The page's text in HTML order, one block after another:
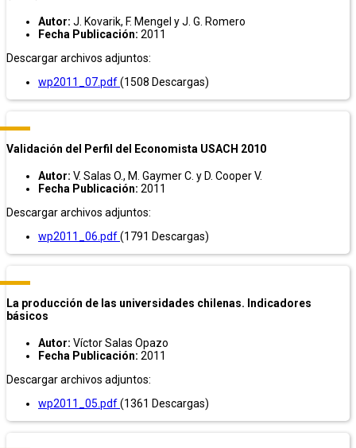
Autor: J. Kovarik, F. Mengel y J. G. Romero
Fecha Publicación: 2011
Descargar archivos adjuntos:
wp2011_07.pdf(1508 Descargas)
Validación del Perfil del Economista USACH 2010
Autor: V. Salas O., M. Gaymer C. y D. Cooper V.
Fecha Publicación: 2011
Descargar archivos adjuntos:
wp2011_06.pdf(1791 Descargas)
La producción de las universidades chilenas. Indicadores
básicos
Autor: Víctor Salas Opazo
Fecha Publicación: 2011
Descargar archivos adjuntos:
wp2011_05.pdf(1361 Descargas)